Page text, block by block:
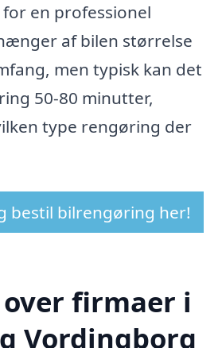
en professionel
af bilen størrelse
men typisk kan det
50-80 minutter,
type rengøring der
bestil bilrengøring her!
firmaer i
Vordingborg